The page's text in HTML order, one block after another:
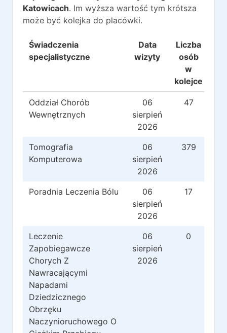
Katowicach. Im wyższa wartość tym krótsza
może być kolejka do placówki.
Świadczenia
specjalistyczne
Data
wizyty
Liczba
osób
w
kolejce
Oddział Chorób
Wewnętrznych
06
sierpień
2026
47
Tomografia
Komputerowa
06
sierpień
2026
379
Poradnia Leczenia Bólu
06
sierpień
2026
17
Leczenie
Zapobiegawcze
Chorych Z
Nawracającymi
Napadami
Dziedzicznego
Obrzęku
Naczynioruchowego O
06
sierpień
2026
0